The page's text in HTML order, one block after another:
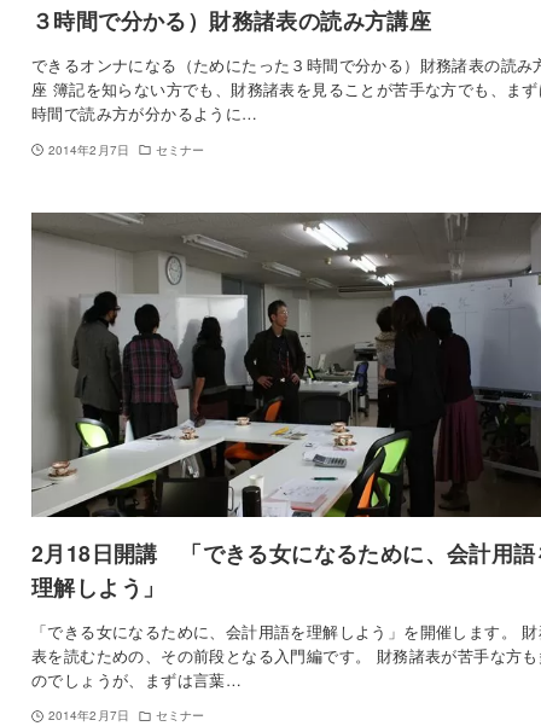
３時間で分かる）財務諸表の読み方講座
できるオンナになる（ためにたった３時間で分かる）財務諸表の読み
座 簿記を知らない方でも、財務諸表を見ることが苦手な方でも、ま
時間で読み方が分かるように…
2014年2月7日 セミナー
2月18日開講 「できる女になるために、会計用語
理解しよう」
「できる女になるために、会計用語を理解しよう」を開催します。
表を読むための、その前段となる入門編です。 財務諸表が苦手な方
のでしょうが、まずは言葉…
2014年2月7日 セミナー